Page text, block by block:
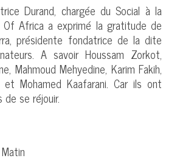
Durand, chargée du Social à la
Of Africa a exprimé la gratitude de
présidente fondatrice de la dite
A savoir Houssam Zorkot,
Mahmoud Mehyedine, Karim Fakih,
et Mohamed Kaafarani. Car ils ont
se réjouir.